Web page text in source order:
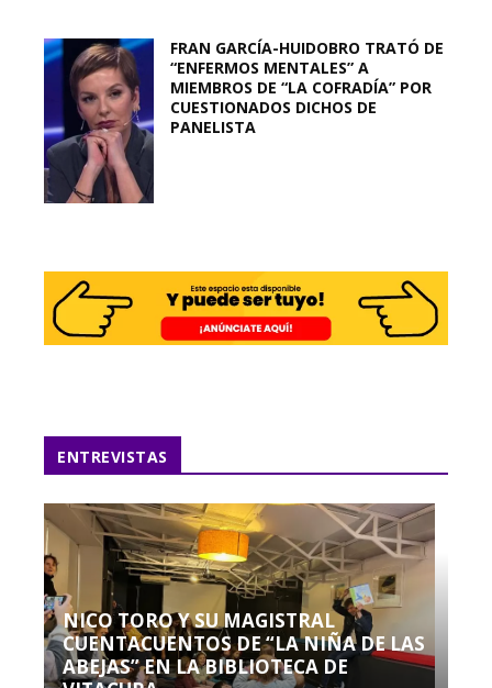
FRAN GARCÍA-HUIDOBRO TRATÓ DE
“ENFERMOS MENTALES” A
MIEMBROS DE “LA COFRADÍA” POR
CUESTIONADOS DICHOS DE
PANELISTA
ENTREVISTAS
NICO TORO Y SU MAGISTRAL
CUENTACUENTOS DE “LA NIÑA DE LAS
ABEJAS” EN LA BIBLIOTECA DE